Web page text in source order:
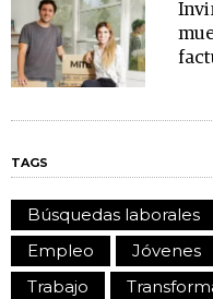
TAGS
Búsquedas laborales
Empleo
Jóvenes
Trabajo